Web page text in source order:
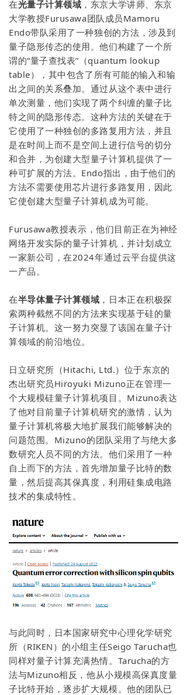
在光量子计算领域 ，东京大学讲师、东京
大学教授Furusawa团队成员Mamoru
Endo带队采用了一种独创的方法，涉及到
量子隐形传态的使用。他们构建了一个所
谓的“量子查找表”（quantum lookup
table），其中包含了所有可能的输入和输
出之间的关系叠加。通过从这个表中进行
单次测量，他们实现了两个纠缠的量子比
特之间的隐形传态。这种方法的关键在于
它使用了一种独创的多路复用方法，并且
是在时间上而不是空间上进行信号的切分
和合并，为创建大型量子计算机提供了一
种可扩展的方法。Endo指出，由于他们的
方法不需要使用芯片进行多路复用，因此
它使创建大型量子计算机成为可能。
Furusawa教授表示，他们目前正在为神经
网络开发实际的量子计算机，并计划成立
一家新公司，在2024年通过云平台提供这
一产品。
在半导体量子计算领域 ，日本正在积极探
索两种截然不同的方法来实现基于硅的量
子计算机。这一努力突显了该国在量子计
算领域的前沿地位。
日立研究所（Hitachi, Ltd.）位于东京的
杰出研究员Hiroyuki Mizuno正在管理一
个大规模硅量子计算机项目。Mizuno表达
了他对目前量子计算机研究的激情，认为
量子计算机将极大地扩展我们能够解决的
问题范围。Mizuno的团队采用了与绝大多
数研究人员不同的方法。他们采用了一种
自上而下的方法，首先增加量子比特的数
量，然后提高其保真度，利用硅集成电路
技术的集成特性。
与此同时，日本国家研究中心理化学研究
所（RIKEN）的小组主任Seigo Tarucha也
同样对量子计算充满热情。Tarucha的方
法与Mizuno相反，他从小规模高保真度量
子比特开始，逐步扩大规模。他的团队已